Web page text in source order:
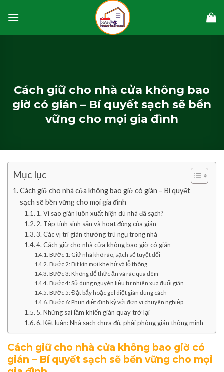
Cách giữ cho nhà cửa không bao
giờ có gián – Bí quyết sạch sẽ bền
vững cho mọi gia đình
Mục lục
Cách giữ cho nhà cửa không bao giờ có gián – Bí quyết
sạch sẽ bền vững cho mọi gia đình
1. Vì sao gián luôn xuất hiện dù nhà đã sạch?
2. Tập tính sinh sản và hoạt động của gián
3. Các vị trí gián thường trú ngụ trong nhà
4. Cách giữ cho nhà cửa không bao giờ có gián
Bước 1: Giữ nhà khô ráo, sạch sẽ tuyệt đối
Bước 2: Bịt kín mọi khe hở và lỗ thông
Bước 3: Không để thức ăn và rác qua đêm
Bước 4: Sử dụng nguyên liệu tự nhiên xua đuổi gián
Bước 5: Đặt bẫy hoặc gel diệt gián đúng cách
Bước 6: Phun diệt định kỳ với đơn vị chuyên nghiệp
5. Những sai lầm khiến gián quay trở lại
6. Kết luận: Nhà sạch chưa đủ, phải phòng gián thông minh
Cách giữ cho nhà cửa không bao giờ có
gián – Bí quyết sạch sẽ bền vững cho mọi